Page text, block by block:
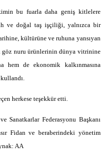
bu fuarla daha geniş kitlelere
ve doğal taş işçiliği, yalnızca bir
kültürüne ve ruhuna yansıyan
göz nuru ürünlerinin dünya vitrinine
hem de ekonomik kalkınmasına
herkese teşekkür etti.
Sanatkarlar Federasyonu Başkanı
Fidan ve beraberindeki yönetim
AA